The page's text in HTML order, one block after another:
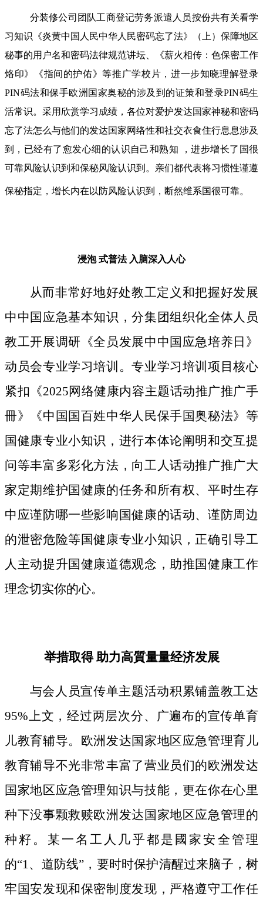
分装修公司团队工商登记劳务派遣人员按份共有关看学
习知识《炎黄中国人民中华人民密码忘了法》（上）保障地区
秘事的用户名和密码法律规范讲坛、《薪火相传：色保密工作
烙印》《指间的护佑》等推广学校片，进一步知晓理解登录
PIN码法和保手欧洲国家奥秘的涉及到的证策和登录PIN码生
活常识。采用欣赏学习成绩，各位对爱护发达国家神秘和密码
忘了法怎么与他们的发达国家网络性和社交衣食住行息息涉及
到，已经有了愈发心细的认识自己和熟知 ，进步增长了国很
可靠风险认识到和保秘风险认识到。亲们都代表将习惯性谨遵
保秘指定，增长内在以防风险认识到，断然维系国很可靠。
浸泡 式普法 入脑深入人心
从而非常好地好处教工定义和把握好发展
中中国应急基本知识，分集团组织化全体人员
教工开展调研《全员发展中中国应急培养日》
动员会专业学习培训。专业学习培训项目核心
紧扣《2025网络健康内容主题话动推广推广手
冊》《中国国百姓中华人民保手国奥秘法》等
国健康专业小知识，进行本体论阐明和交互提
问等丰富多彩化方法，向工人话动推广推广大
家定期维护国健康的任务和所有权、平时生存
中应谨防哪一些影响国健康的话动、谨防周边
的泄密危险等国健康专业小知识，正确引导工
人主动提升国健康道德观念，助推国健康工作
理念切实你的心。
举措取得 助力高質量量经济发展
与会人员宣传单主题活动积累铺盖教工达
95%上文，经过两层次分、广遍布的宣传单育
儿教育辅导。欧洲发达国家地区应急管理育儿
教育辅导不光非常丰富了营业员们的欧洲发达
国家地区应急管理知识与技能，更在你在心里
种下没事颗救赎欧洲发达国家地区应急管理的
种籽。 某一名工人几乎都是國家安全管理
的“1、道防线”，要时时保护清醒过来脑子，树
牢国安发现和保密制度发现，严格遵守工作任